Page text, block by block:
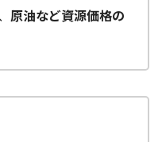
原油など資源価格の